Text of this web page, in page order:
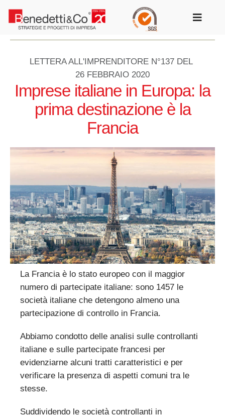
contenuto
Toggle
LETTERA ALL'IMPRENDITORE N°137 DEL
26 FEBBRAIO 2020
Imprese italiane in Europa: la
prima destinazione è la
Francia
La Francia è lo stato europeo con il maggior
numero di partecipate italiane: sono 1457 le
società italiane che detengono almeno una
partecipazione di controllo in Francia.
Abbiamo condotto delle analisi sulle controllanti
italiane e sulle partecipate francesi per
evidenziarne alcuni tratti caratteristici e per
verificare la presenza di aspetti comuni tra le
stesse.
Suddividendo le società controllanti in